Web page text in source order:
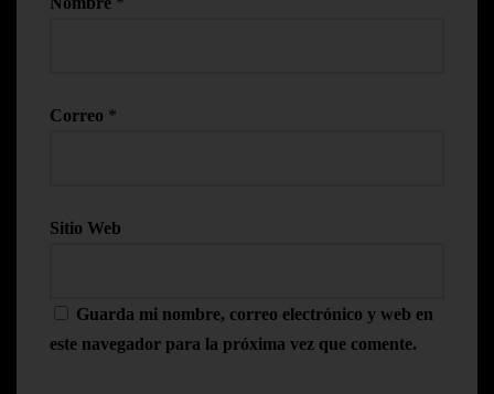
Correo *
Sitio Web
Guarda mi nombre, correo electrónico y web en
este navegador para la próxima vez que comente.